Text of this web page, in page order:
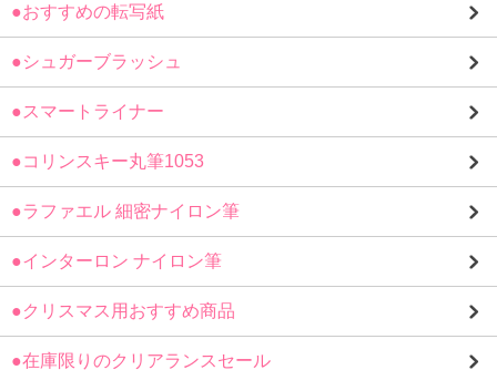
●おすすめの転写紙
●シュガーブラッシュ
●スマートライナー
●コリンスキー丸筆1053
●ラファエル 細密ナイロン筆
●インターロン ナイロン筆
●クリスマス用おすすめ商品
●在庫限りのクリアランスセール